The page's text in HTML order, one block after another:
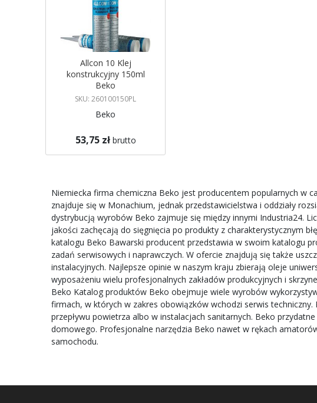
Allcon 10 Klej
konstrukcyjny 150ml
Beko
SKU: 260100150PL
Beko
53,75 zł brutto
Brak w magazynie
Niemiecka firma chemiczna Beko jest producentem popularnych w
znajduje się w Monachium, jednak przedstawicielstwa i oddziały
dystrybucją wyrobów Beko zajmuje się między innymi Industria24.
jakości zachęcają do sięgnięcia po produkty z charakterystycznym
katalogu Beko Bawarski producent przedstawia w swoim katalogu
zadań serwisowych i naprawczych. W ofercie znajdują się także
instalacyjnych. Najlepsze opinie w naszym kraju zbierają oleje
wyposażeniu wielu profesjonalnych zakładów produkcyjnych i
Beko Katalog produktów Beko obejmuje wiele wyrobów
firmach, w których w zakres obowiązków wchodzi serwis
przepływu powietrza albo w instalacjach sanitarnych. Beko
domowego. Profesjonalne narzędzia Beko nawet w rękach
samochodu.